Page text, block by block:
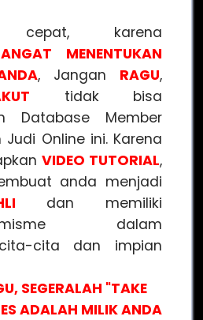
cepat, karena
MENENTUKAN
, Jangan RAGU,
tidak bisa
Database Member
Online ini. Karena
VIDEO TUTORIAL,
anda menjadi
dan memiliki
dalam
cita dan impian
SEGERALAH "TAKE
ADALAH MILIK ANDA